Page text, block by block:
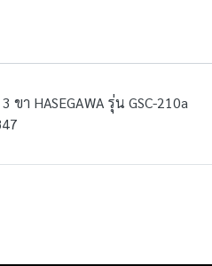
ขา HASEGAWA รุ่น GSC-210a